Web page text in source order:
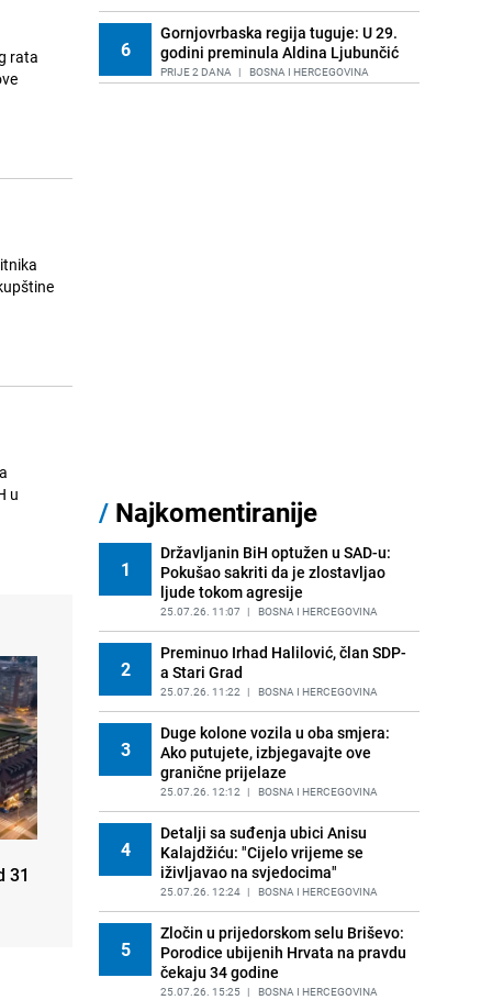
u
31
6
Gornjovrbaska regija tuguje: U 29.
godini preminula Aldina Ljubunčić
PRIJE 2 DANA | BOSNA I HERCEGOVINA
11
oštre kritike zbog raspodjele
funkcija u institucijama BiH
PRIJE OKO 22H | BOSNA I HERCEGOVINA
Paklene vrućine i do 42°C i u
narednim danima: Poznato kada će
pasti temperature u BiH
PRIJE 1 DAN BOSNA I HERCEGOVINA
13
Kratak predah od vrućina, zatim
opet 'pržionica': BH Meteo
najavljuje novi toplotni val
PRIJE 1 DAN | BOSNA I HERCEGOVINA
14
Počela isplata plata, razlike i
regresa u institucijama BiH:
Zaposlenici će dobiti i do 1.200 KM
PRIJE 2 DANA BOSNA I HERCEGOVINA
15
Turković iznijela teške optužbe,
spominje i Konakovića: Poziva na
istragu o skandalu s kokainom
PRIJE 2 DANA | BOSNA I HERCEGOVINA
/ Najkomentiranije
1
Državljanin BiH optužen u SAD-u:
Pokušao sakriti da je zlostavljao
ljude tokom agresije
25.07.26. 11:07 | BOSNA I HERCEGOVINA
2
Preminuo Irhad Halilović, član SDP-
a Stari Grad
25.07.26. 11:22 | BOSNA I HERCEGOVINA
3
Duge kolone vozila u oba smjera:
Ako putujete, izbjegavajte ove
granične prijelaze
25.07.26. 12:12 | BOSNA I HERCEGOVINA
4
Detalji sa suđenja ubici Anisu
Kalajdžiću: "Cijelo vrijeme se
iživljavao na svjedocima"
25.07.26. 12:24 | BOSNA I HERCEGOVINA
5
Zločin u prijedorskom selu Briševo:
Porodice ubijenih Hrvata na pravdu
čekaju 34 godine
25.07.26. 15:25 | BOSNA I HERCEGOVINA